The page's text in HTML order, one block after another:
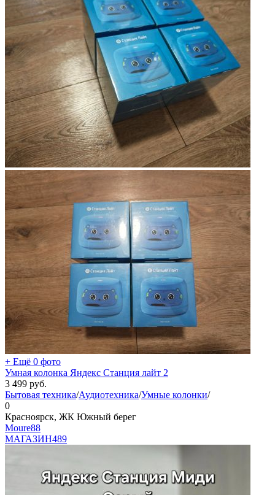
+ Ещё 0 фото
Умная колонка Яндекс Станция лайт 2
3 499 руб.
Бытовая техника/Аудиотехника/Умные колонки/
0
Красноярск, ЖК Южный берег
Moure88
МАГАЗИН489